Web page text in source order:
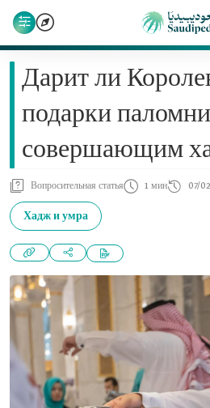
Дарит ли
подарки
совершающим
Вопросительная статья 1 мин 07/
Хадж и умра